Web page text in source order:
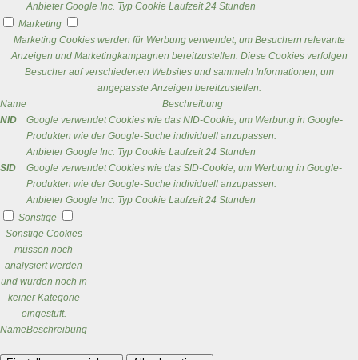
Anbieter Google Inc. Typ Cookie Laufzeit 24 Stunden
Marketing
Marketing Cookies werden für Werbung verwendet, um Besuchern relevante
Anzeigen und Marketingkampagnen bereitzustellen. Diese Cookies verfolgen
Besucher auf verschiedenen Websites und sammeln Informationen, um
angepasste Anzeigen bereitzustellen.
Name
Beschreibung
NID
Google verwendet Cookies wie das NID-Cookie, um Werbung in Google-
Produkten wie der Google-Suche individuell anzupassen.
Anbieter Google Inc. Typ Cookie Laufzeit 24 Stunden
SID
Google verwendet Cookies wie das SID-Cookie, um Werbung in Google-
Produkten wie der Google-Suche individuell anzupassen.
Anbieter Google Inc. Typ Cookie Laufzeit 24 Stunden
Sonstige
Sonstige Cookies
müssen noch
analysiert werden
und wurden noch in
keiner Kategorie
eingestuft.
NameBeschreibung